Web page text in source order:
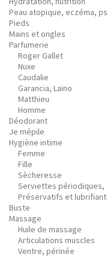
Peau atopique, eczéma,
Pieds
Mains et ongles
Parfumerie
Roger Gallet
Nuxe
Caudalie
Garancia, Laino
Matthieu
Homme
Déodorant
Je mépile
Hygiène intime
Femme
Fille
Sècheresse
Serviettes périodiques,
Préservatifs et
Buste
Massage
Huile de massage
Articulations muscles
Ventre, périnée